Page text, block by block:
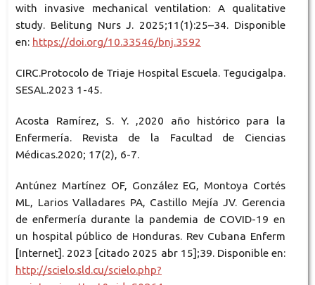
with invasive mechanical ventilation: A qualitative
study. Belitung Nurs J. 2025;11(1):25–34. Disponible
en: https://doi.org/10.33546/bnj.3592
CIRC.Protocolo de Triaje Hospital Escuela. Tegucigalpa.
SESAL.2023 1-45.
Acosta Ramírez, S. Y. ,2020 año histórico para la
Enfermería. Revista de la Facultad de Ciencias
Médicas.2020; 17(2), 6-7.
Antúnez Martínez OF, González EG, Montoya Cortés
ML, Larios Valladares PA, Castillo Mejía JV. Gerencia
de enfermería durante la pandemia de COVID-19 en
un hospital público de Honduras. Rev Cubana Enferm
[Internet]. 2023 [citado 2025 abr 15];39. Disponible en:
http://scielo.sld.cu/scielo.php?